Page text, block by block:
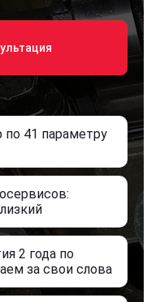
41 параметру
2 года по
за свои слова